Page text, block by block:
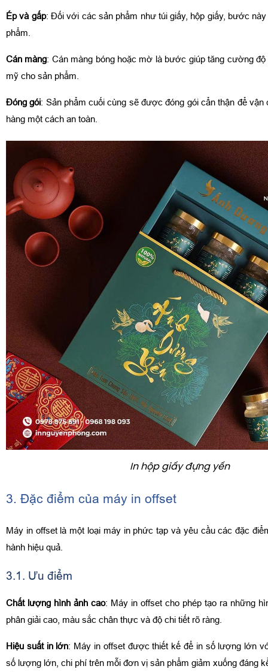
Ép và gấp: Đối với các sản phẩm như túi giấy, hộp giấy, bước
phẩm.
Cán màng: Cán màng bóng hoặc mờ là bước giúp tăng cường độ
mỹ cho sản phẩm.
Đóng gói: Sản phẩm cuối cùng sẽ được đóng gói cẩn thận để vận
hàng một cách an toàn.
In hộp giấy đựng yến
3. Đặc điểm của máy in offset
Máy in offset là một loại máy in phức tạp và yêu cầu các đặc
hành hiệu quả.
3.1. Ưu điểm
Chất lượng hình ảnh cao: Máy in offset cho phép tạo ra những
phân giải cao, màu sắc chân thực và độ chi tiết rõ ràng.
Hiệu suất in lớn: Máy in offset được thiết kế để in số lượng lớn
số lượng lớn, chi phí trên mỗi đơn vị sản phẩm giảm xuống đáng